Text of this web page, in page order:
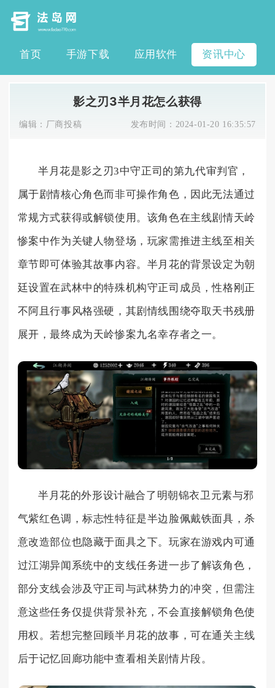
首页 手游下载 应用软件 资讯中心
影之刃3半月花怎么获得
编辑： 厂商投稿 发布时间： 2024-01-20 16:35:57
半月花是影之刃3中守正司的第九代审判官，
属于剧情核心角色而非可操作角色，因此无法通过
常规方式获得或解锁使用。该角色在主线剧情天岭
惨案中作为关键人物登场，玩家需推进主线至相关
章节即可体验其故事内容。半月花的背景设定为朝
廷设置在武林中的特殊机构守正司成员，性格刚正
不阿且行事风格强硬，其剧情线围绕夺取天书残册
展开，最终成为天岭惨案九名幸存者之一。
半月花的外形设计融合了明朝锦衣卫元素与邪
气紫红色调，标志性特征是半边脸佩戴铁面具，杀
意改造部位也隐藏于面具之下。玩家在游戏内可通
过江湖异闻系统中的支线任务进一步了解该角色，
部分支线会涉及守正司与武林势力的冲突，但需注
意这些任务仅提供背景补充，不会直接解锁角色使
用权。若想完整回顾半月花的故事，可在通关主线
后于记忆回廊功能中查看相关剧情片段。